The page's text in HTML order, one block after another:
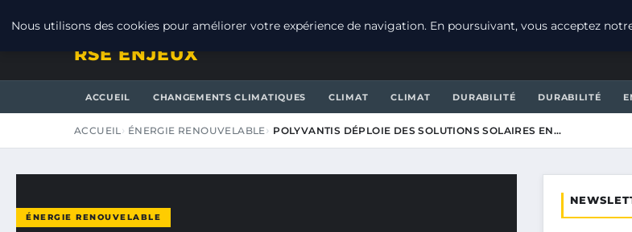
RSE ENJEUX
ACCUEIL CHANGEMENTS CLIMATIQUES CLIMAT CLIMAT DURABILITÉ DURABILITÉ
ACCUEIL ÉNERGIE RENOUVELABLE POLYVANTIS DÉPLOIE DES SOLUTIONS SOLAIRES EN…
ÉNERGIE RENOUVELABLE
Nous utilisons des cookies pour améliorer votre expérience de navigation. En poursuivant, vous acceptez